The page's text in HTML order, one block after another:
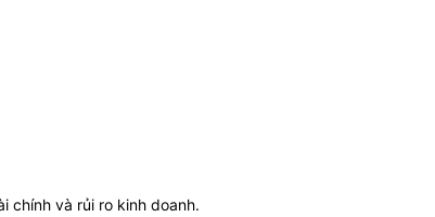
chính và rủi ro kinh doanh.